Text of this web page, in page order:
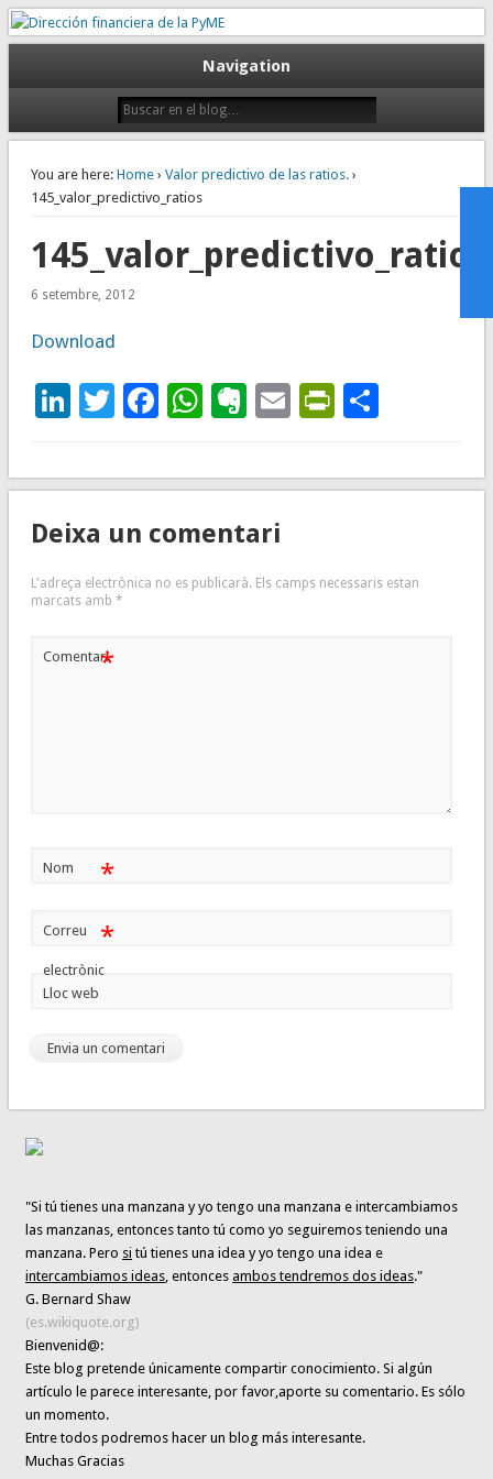
Dirección financiera de la PyME
Gestión empresarial eficiente. Dirección financiera externalizada.
Navigation
You are here: Home› Valor predictivo de las ratios.›
145_valor_predictivo_ratios
145_valor_predictivo_ratios
6 setembre, 2012
Download
LinkedIn
Twitter
Facebook
WhatsApp
Evernote
Email
Deixa un comentari
L'adreça electrònica no es publicarà. Els camps necessaris estan
marcats amb *
Comentari*
Nom *
Correu
electrònic
*
Lloc web
"Si tú tienes una manzana y yo tengo una manzana e intercambiamos
las manzanas, entonces tanto tú como yo seguiremos teniendo una
manzana. Pero si tú tienes una idea y yo tengo una idea e
intercambiamos ideas, entoncesambos tendremos dos ideas."
G. Bernard Shaw
(es.wikiquote.org)
Bienvenid@:
Este blog pretende únicamentecompartir conocimiento. Si algún
artículo le parece interesante,por favor,aporte su comentario. Es sólo
un momento.
Entre todos podremos hacer un blog más interesante.
Muchas Gracias